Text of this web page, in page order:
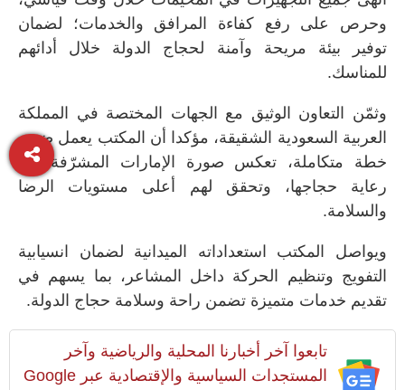
وحرص على رفع كفاءة المرافق والخدمات؛ لضمان
توفير بيئة مريحة وآمنة لحجاج الدولة خلال أدائهم
للمناسك.
وثمّن التعاون الوثيق مع الجهات المختصة في المملكة
العربية السعودية الشقيقة، مؤكدا أن المكتب يعمل ضمن
خطة متكاملة، تعكس صورة الإمارات المشرّفة في
رعاية حجاجها، وتحقق لهم أعلى مستويات الرضا
والسلامة.
ويواصل المكتب استعداداته الميدانية لضمان انسيابية
التفويج وتنظيم الحركة داخل المشاعر، بما يسهم في
تقديم خدمات متميزة تضمن راحة وسلامة حجاج الدولة.
تابعوا آخر أخبارنا المحلية والرياضية وآخر
المستجدات السياسية والإقتصادية عبر Google